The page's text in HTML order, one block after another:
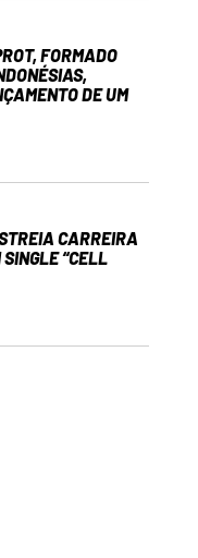
FORMADO
DE UM
CARREIRA
“CELL